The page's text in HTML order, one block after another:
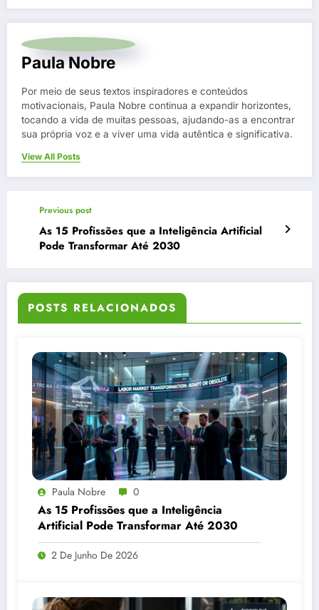
Paula Nobre
Por meio de seus textos inspiradores e conteúdos
motivacionais, Paula Nobre continua a expandir horizontes,
tocando a vida de muitas pessoas, ajudando-as a encontrar
sua própria voz e a viver uma vida autêntica e significativa.
View All Posts
Previous post
As 15 Profissões que a Inteligência Artificial
Pode Transformar Até 2030
POSTS RELACIONADOS
Paula Nobre 0
As 15 Profissões que a Inteligência
Artificial Pode Transformar Até 2030
2 De Junho De 2026